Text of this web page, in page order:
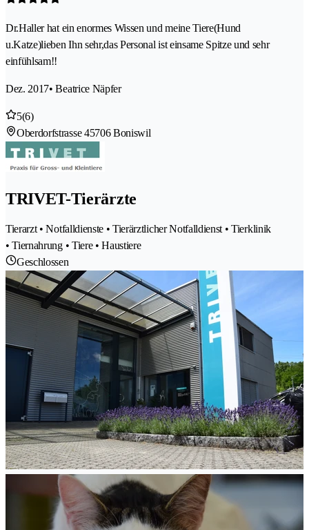
Dr.Haller hat ein enormes Wissen und meine Tiere(Hund
u.Katze)lieben Ihn sehr,das Personal ist einsame Spitze und sehr
einfühlsam!!
Dez. 2017• Beatrice Näpfer
5(6)
Oberdorfstrasse 45706 Boniswil
TRIVET-Tierärzte
Tierarzt • Notfalldienste • Tierärztlicher Notfalldienst • Tierklinik
• Tiernahrung • Tiere • Haustiere
Geschlossen